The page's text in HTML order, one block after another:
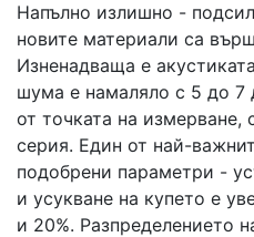
Напълно излишно -
новите материали са
Изненадваща е
шума е намаляло с 5 до 7
от точката на измерване,
серия. Един от най-
подобрени параметри -
и усукване на купето е
и 20%. Разпределението